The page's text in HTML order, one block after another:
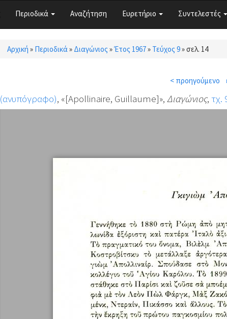
Περιοδικά Αναζήτηση Ευρετήριο Συντελεστές
Είστε εδώ
Αρχική » Περιοδικά» Διαγώνιος »Έτος 1967» Τεύχος 9»σελ. 14
< προηγούμενο
(ανυπόγραφο), «[Apollinaire, Guillaume]», Διαγώνιος, τχ.